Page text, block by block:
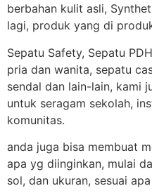
berbahan kulit asli,
lagi, produk yang di
Sepatu Safety, Sepatu
pria dan wanita, sepatu
sendal dan lain-lain, kami
untuk seragam sekolah,
komunitas.
anda juga bisa membuat
apa yg diinginkan, mulai
sol, dan ukuran, sesuai